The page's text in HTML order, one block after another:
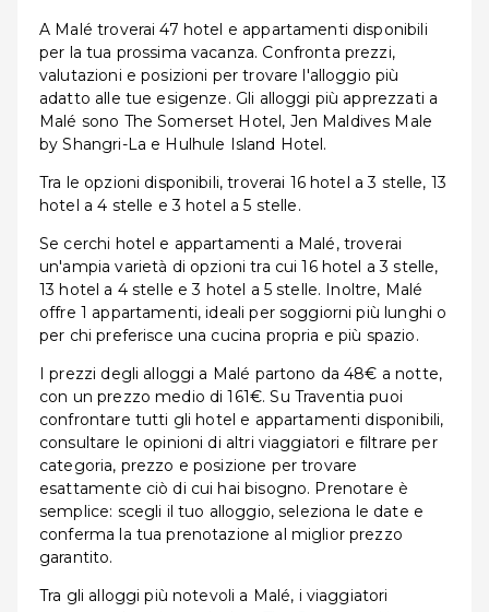
A Malé troverai 47 hotel e appartamenti disponibili
per la tua prossima vacanza. Confronta prezzi,
valutazioni e posizioni per trovare l'alloggio più
adatto alle tue esigenze. Gli alloggi più apprezzati a
Malé sono The Somerset Hotel, Jen Maldives Male
by Shangri-La e Hulhule Island Hotel.
Tra le opzioni disponibili, troverai 16 hotel a 3 stelle, 13
hotel a 4 stelle e 3 hotel a 5 stelle.
Se cerchi hotel e appartamenti a Malé, troverai
un'ampia varietà di opzioni tra cui 16 hotel a 3 stelle,
13 hotel a 4 stelle e 3 hotel a 5 stelle. Inoltre, Malé
offre 1 appartamenti, ideali per soggiorni più lunghi o
per chi preferisce una cucina propria e più spazio.
I prezzi degli alloggi a Malé partono da 48€ a notte,
con un prezzo medio di 161€. Su Traventia puoi
confrontare tutti gli hotel e appartamenti disponibili,
consultare le opinioni di altri viaggiatori e filtrare per
categoria, prezzo e posizione per trovare
esattamente ciò di cui hai bisogno. Prenotare è
semplice: scegli il tuo alloggio, seleziona le date e
conferma la tua prenotazione al miglior prezzo
garantito.
Tra gli alloggi più notevoli a Malé, i viaggiatori